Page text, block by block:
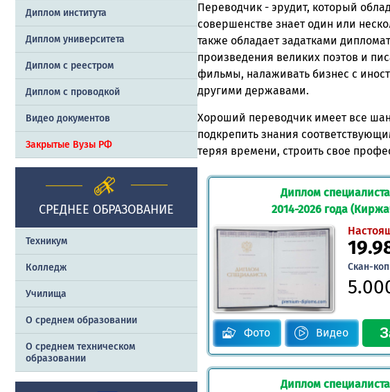
Диплом института
Диплом университета
Диплом с реестром
Диплом с проводкой
Видео документов
Закрытые Вузы РФ
СРЕДНЕЕ ОБРАЗОВАНИЕ
Техникум
Колледж
Училища
О среднем образовании
О среднем техническом
образовании
Переводчик - эрудит, который
совершенстве знает один или
также обладает задатками
произведения великих поэтов и
фильмы, налаживать бизнес с
другими державами.
Хороший переводчик имеет все
подкрепить знания
теряя времени, строить свое
Диплом специалиста
2014-2026 года
Скан-
Фото Видео
Диплом специалиста